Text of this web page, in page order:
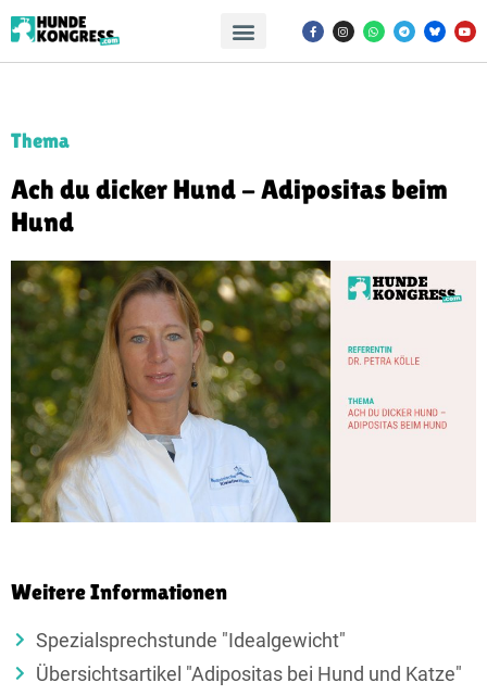
Thema
Ach du dicker Hund - Adipositas beim
Hund
Weitere Informationen
Spezialsprechstunde "Idealgewicht"
Übersichtsartikel "Adipositas bei Hund und Katze"